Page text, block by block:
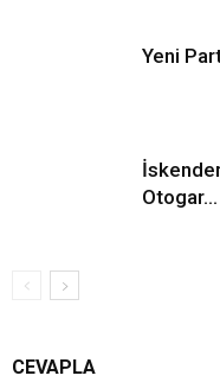
Yeni
Otogar…
CEVAPLA